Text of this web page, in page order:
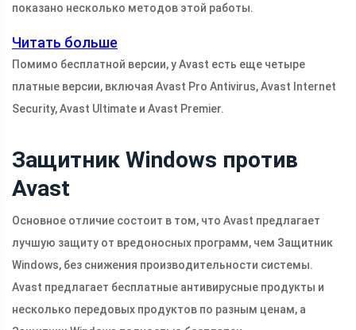
показано несколько методов этой работы.
Читать больше
Помимо бесплатной версии, у Avast есть еще четыре
платные версии, включая Avast Pro Antivirus, Avast Internet
Security, Avast Ultimate и Avast Premier.
Защитник Windows против
Avast
Основное отличие состоит в том, что Avast предлагает
лучшую защиту от вредоносных программ, чем Защитник
Windows, без снижения производительности системы.
Avast предлагает бесплатные антивирусные продукты и
несколько передовых продуктов по разным ценам, а